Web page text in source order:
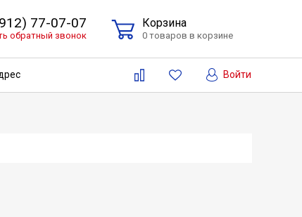
77-07-07
обратный звонок
Корзина
0 товаров в корзине
Войти